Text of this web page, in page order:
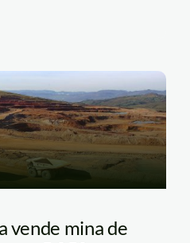
vende mina de